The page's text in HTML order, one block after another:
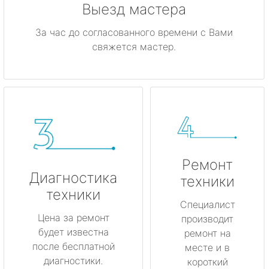
Выезд мастера
За час до согласованного времени с Вами
свяжется мастер.
Диагностика
техники
Цена за ремонт
будет известна
после бесплатной
диагностики.
Ремонт
техники
Специалист
производит
ремонт на
месте и в
короткий